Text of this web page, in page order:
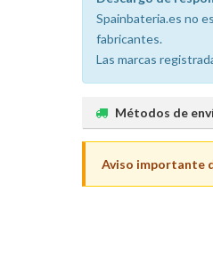
Spainbateria.es no
fabricantes.
Las marcas
Métodos de
Aviso importante